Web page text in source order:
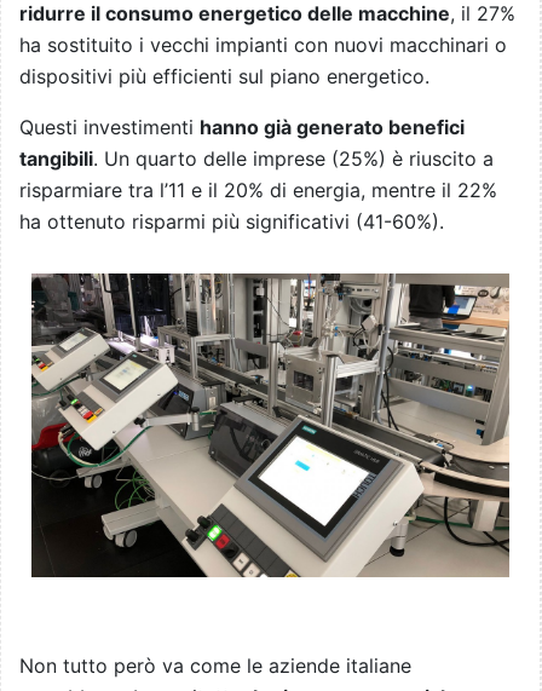
ridurre il consumo energetico delle macchine, il 27%
ha sostituito i vecchi impianti con nuovi macchinari o
dispositivi più efficienti sul piano energetico.
Questi investimenti hanno già generato benefici
tangibili. Un quarto delle imprese (25%) è riuscito a
risparmiare tra l’11 e il 20% di energia, mentre il 22%
ha ottenuto risparmi più significativi (41-60%).
Non tutto però va come le aziende italiane